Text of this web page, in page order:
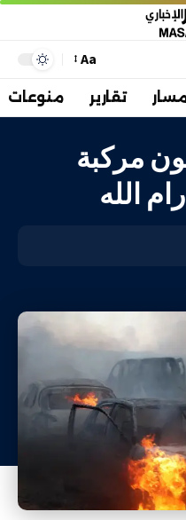
Aa
تقارير منوعات
مركبة
الله